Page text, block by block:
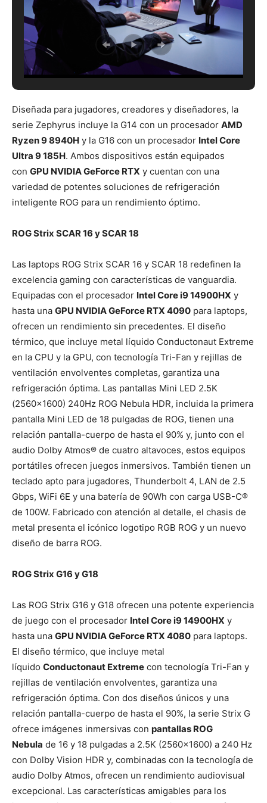
Diseñada para jugadores, creadores y diseñadores, la
serie Zephyrus incluye la G14 con un procesador AMD
Ryzen 9 8940H y la G16 con un procesador Intel Core
Ultra 9 185H. Ambos dispositivos están equipados
con GPU NVIDIA GeForce RTX y cuentan con una
variedad de potentes soluciones de refrigeración
inteligente ROG para un rendimiento óptimo.
ROG Strix SCAR 16 y SCAR 18
Las laptops ROG Strix SCAR 16 y SCAR 18 redefinen la
excelencia gaming con características de vanguardia.
Equipadas con el procesador Intel Core i9 14900HX y
hasta una GPU NVIDIA GeForce RTX 4090 para laptops,
ofrecen un rendimiento sin precedentes. El diseño
térmico, que incluye metal líquido Conductonaut Extreme
en la CPU y la GPU, con tecnología Tri-Fan y rejillas de
ventilación envolventes completas, garantiza una
refrigeración óptima. Las pantallas Mini LED 2.5K
(2560×1600) 240Hz ROG Nebula HDR, incluida la primera
pantalla Mini LED de 18 pulgadas de ROG, tienen una
relación pantalla-cuerpo de hasta el 90% y, junto con el
audio Dolby Atmos® de cuatro altavoces, estos equipos
portátiles ofrecen juegos inmersivos. También tienen un
teclado apto para jugadores, Thunderbolt 4, LAN de 2.5
Gbps, WiFi 6E y una batería de 90Wh con carga USB-C®
de 100W. Fabricado con atención al detalle, el chasis de
metal presenta el icónico logotipo RGB ROG y un nuevo
diseño de barra ROG.
ROG Strix G16 y G18
Las ROG Strix G16 y G18 ofrecen una potente experiencia
de juego con el procesador Intel Core i9 14900HX y
hasta una GPU NVIDIA GeForce RTX 4080 para laptops.
El diseño térmico, que incluye metal
líquido Conductonaut Extreme con tecnología Tri-Fan y
rejillas de ventilación envolventes, garantiza una
refrigeración óptima. Con dos diseños únicos y una
relación pantalla-cuerpo de hasta el 90%, la serie Strix G
ofrece imágenes inmersivas con pantallas ROG
Nebula de 16 y 18 pulgadas a 2.5K (2560×1600) a 240 Hz
con Dolby Vision HDR y, combinadas con la tecnología de
audio Dolby Atmos, ofrecen un rendimiento audiovisual
excepcional. Las características amigables para los